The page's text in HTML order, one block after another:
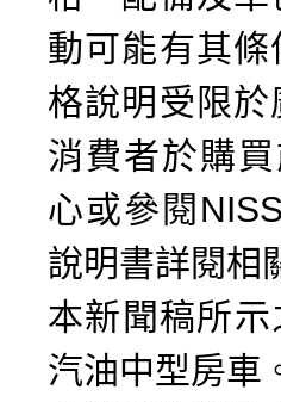
動可能有其
格說明受限
消費者於購
心或參閱
說明書詳閱相
本新聞稿所
汽油中型房車